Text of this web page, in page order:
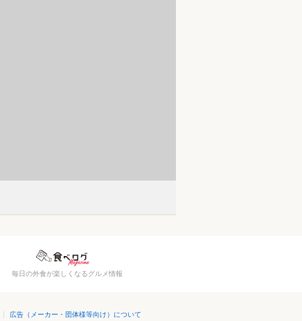
毎日の外食が楽しくなるグルメ情報
| 広告（メーカー・団体様等向け）について